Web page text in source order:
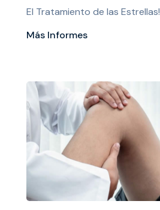
El Tratamiento de las Estrellas!
Más Informes